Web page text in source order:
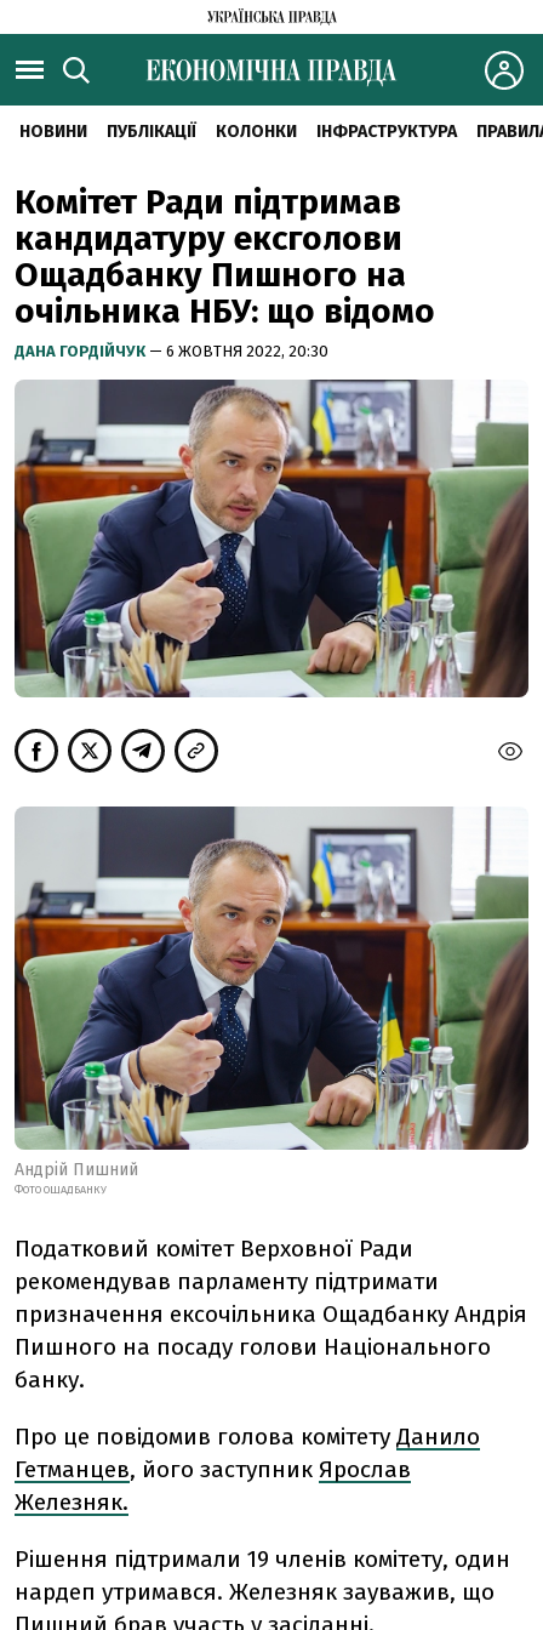
НОВИНИ ПУБЛІКАЦІЇ КОЛОНКИ ІНФРАСТРУКТУРА
Комітет Ради підтримав
кандидатуру ексголови
Ощадбанку Пишного на
очільника НБУ: що відомо
ДАНА ГОРДІЙЧУК — 6 ЖОВТНЯ 2022, 20:30
Андрій Пишний
ФОТО ОЩАДБАНКУ
Податковий комітет Верховної Ради
рекомендував парламенту підтримати
призначення ексочільника Ощадбанку Андрія
Пишного на посаду голови Національного
банку.
Про це повідомив голова комітету Данило
Гетманцев, його заступник Ярослав
Железняк.
Рішення підтримали 19 членів комітету, один
нардеп утримався. Железняк зауважив, що
Пишний брав участь у засіданні.